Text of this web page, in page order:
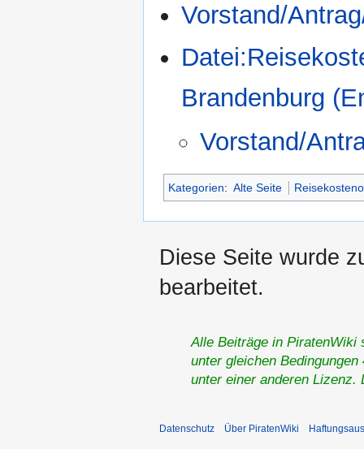
Vorstand/
Brandenburg
Vorstand/
Kategorien: Alte Seite
Diese Seite wurde
bearbeitet.
Alle Beiträge in PiratenWiki
unter gleichen
unter einer anderen
Datenschutz Über PiratenWiki